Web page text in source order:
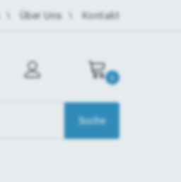
Über Uns Kontakt